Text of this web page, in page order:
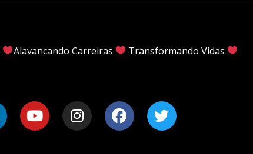
Alavancando Carreiras Transformando Vidas